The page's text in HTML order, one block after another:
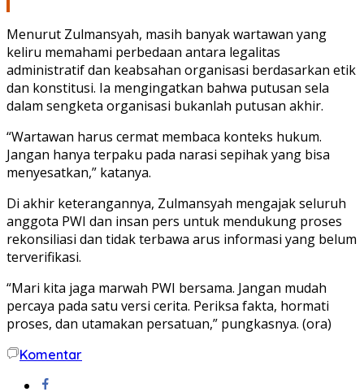
Menurut Zulmansyah, masih banyak wartawan yang
keliru memahami perbedaan antara legalitas
administratif dan keabsahan organisasi berdasarkan etik
dan konstitusi. Ia mengingatkan bahwa putusan sela
dalam sengketa organisasi bukanlah putusan akhir.
“Wartawan harus cermat membaca konteks hukum.
Jangan hanya terpaku pada narasi sepihak yang bisa
menyesatkan,” katanya.
Di akhir keterangannya, Zulmansyah mengajak seluruh
anggota PWI dan insan pers untuk mendukung proses
rekonsiliasi dan tidak terbawa arus informasi yang belum
terverifikasi.
“Mari kita jaga marwah PWI bersama. Jangan mudah
percaya pada satu versi cerita. Periksa fakta, hormati
proses, dan utamakan persatuan,” pungkasnya. (ora)
Komentar